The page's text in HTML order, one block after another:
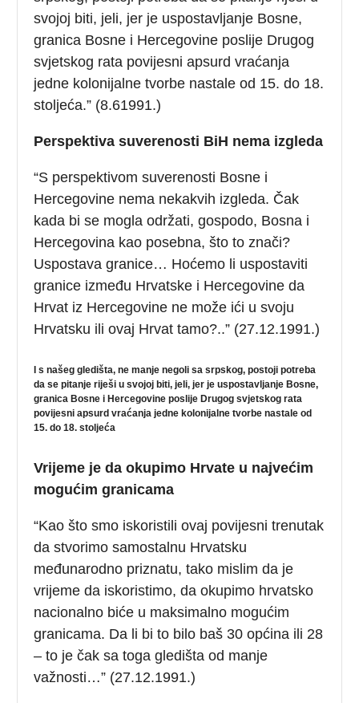
svojoj biti, jeli, jer je uspostavljanje Bosne,
granica Bosne i Hercegovine poslije Drugog
svjetskog rata povijesni apsurd vraćanja
jedne kolonijalne tvorbe nastale od 15. do 18.
stoljeća.” (8.61991.)
Perspektiva suverenosti BiH nema izgleda
“S perspektivom suverenosti Bosne i
Hercegovine nema nekakvih izgleda. Čak
kada bi se mogla održati, gospodo, Bosna i
Hercegovina kao posebna, što to znači?
Uspostava granice… Hoćemo li uspostaviti
granice između Hrvatske i Hercegovine da
Hrvat iz Hercegovine ne može ići u svoju
Hrvatsku ili ovaj Hrvat tamo?..” (27.12.1991.)
I s našeg gledišta, ne manje negoli sa srpskog, postoji potreba
da se pitanje riješi u svojoj biti, jeli, jer je uspostavljanje Bosne,
granica Bosne i Hercegovine poslije Drugog svjetskog rata
povijesni apsurd vraćanja jedne kolonijalne tvorbe nastale od
15. do 18. stoljeća
Vrijeme je da okupimo Hrvate u najvećim
mogućim granicama
“Kao što smo iskoristili ovaj povijesni trenutak
da stvorimo samostalnu Hrvatsku
međunarodno priznatu, tako mislim da je
vrijeme da iskoristimo, da okupimo hrvatsko
nacionalno biće u maksimalno mogućim
granicama. Da li bi to bilo baš 30 općina ili 28
– to je čak sa toga gledišta od manje
važnosti…” (27.12.1991.)